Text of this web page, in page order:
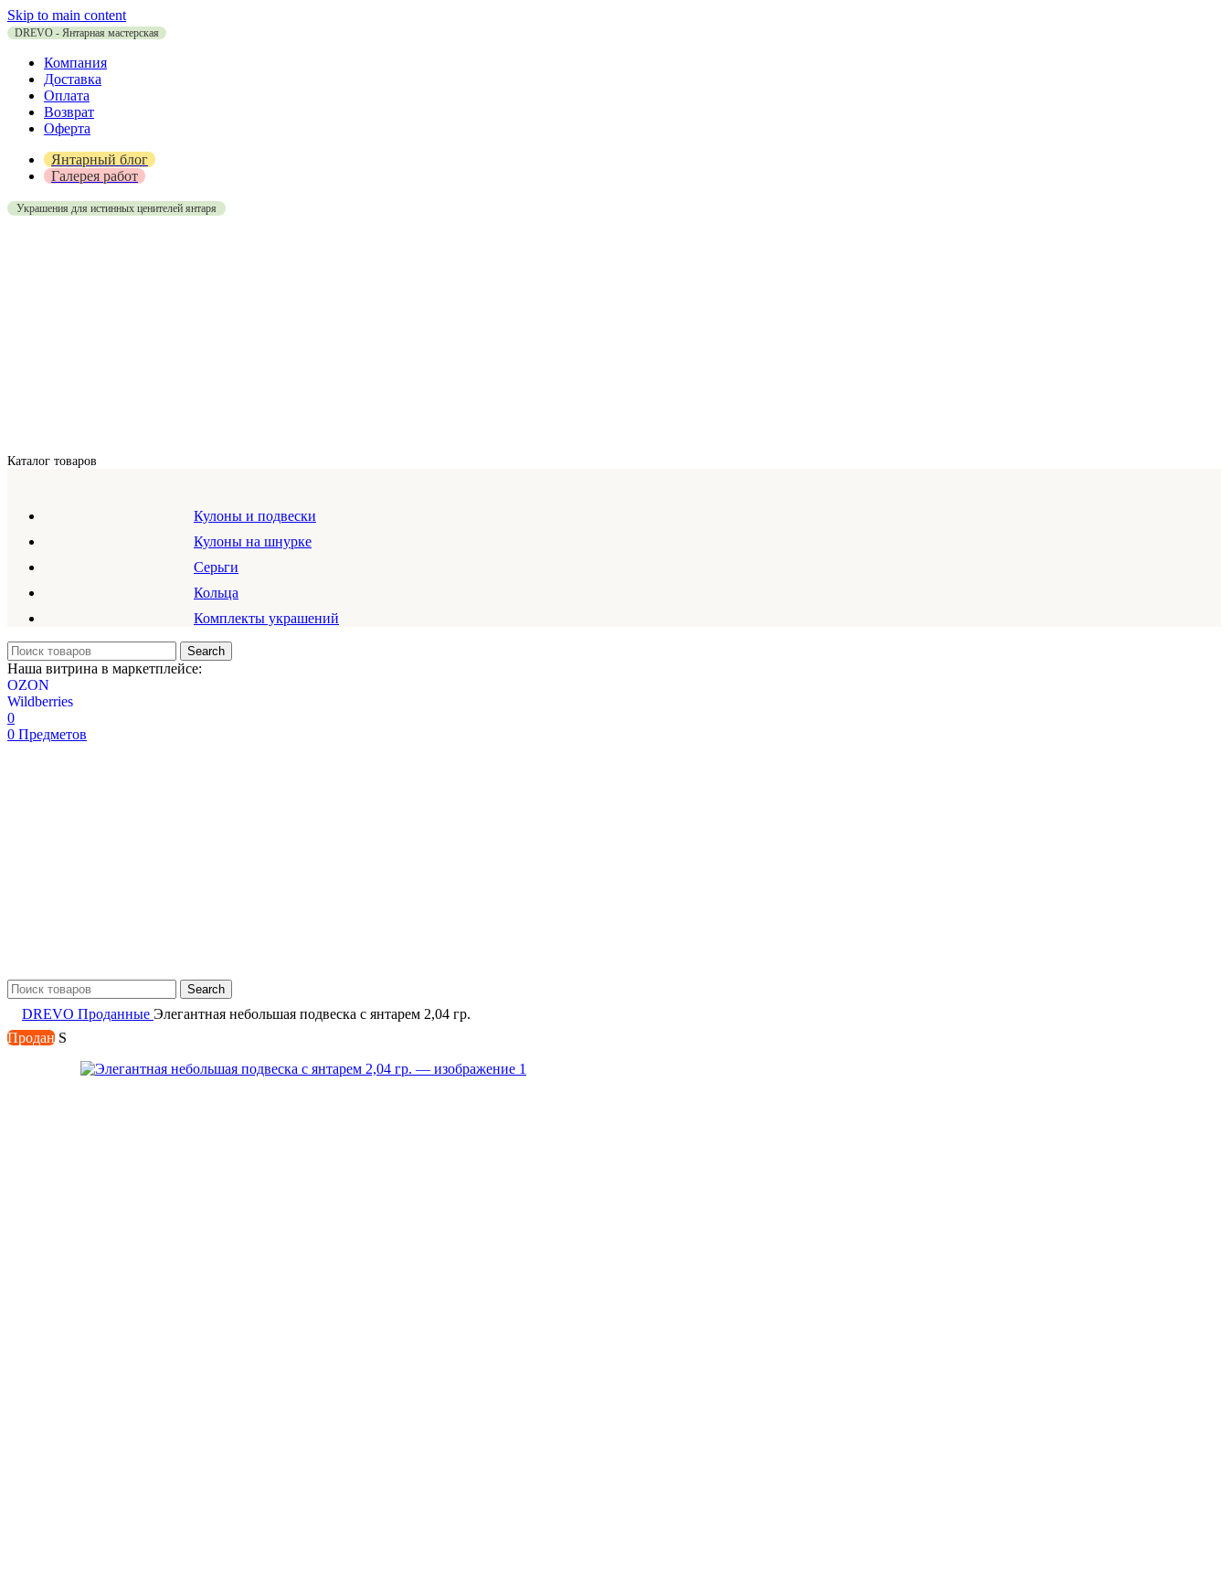
Skip to main content
DREVO - Янтарная мастерская
Компания
Доставка
Оплата
Возврат
Оферта
Янтарный блог
Галерея работ
Украшения для истинных ценителей янтаря
Каталог товаров
Кулоны и подвески
Кулоны на шнурке
Серьги
Кольца
Комплекты украшений
Search
Наша витрина в маркетплейсе:
OZON
Wildberries
0
0 Предметов
Search
DREVO Проданные Элегантная небольшая подвеска с янтарем 2,04 гр.
Продан S